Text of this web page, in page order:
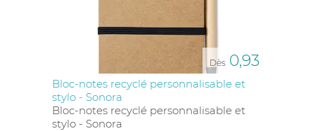
Dès 0,93
Bloc-notes recyclé personnalisable et
stylo - Sonora
Bloc-notes recyclé personnalisable et
stylo - Sonora